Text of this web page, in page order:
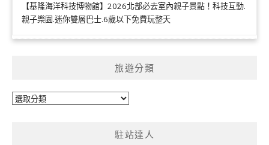
【基隆海洋科技博物館】2026北部必去室內親子景點！科技互動.
親子樂園.迷你雙層巴士.6歲以下免費玩整天
旅遊分類
旅
駐站達人